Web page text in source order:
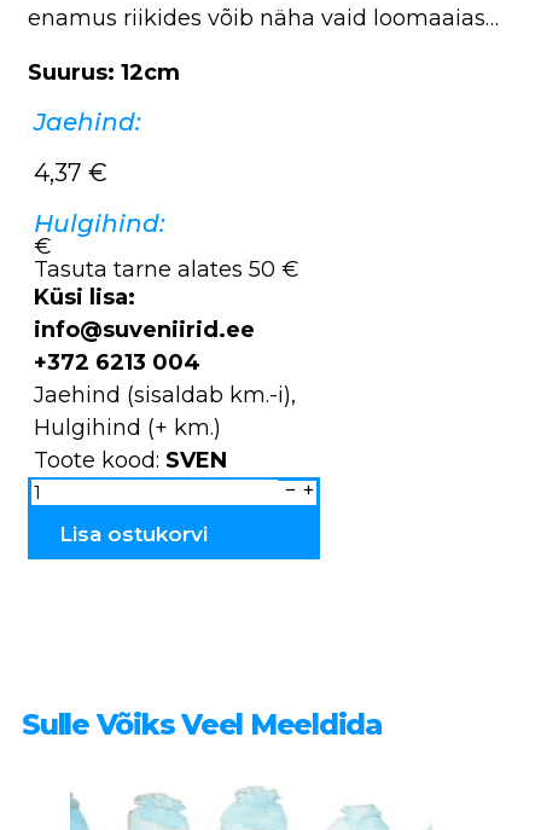
enamus riikides võib näha vaid loomaaias…
Suurus: 12cm
Jaehind:
4,37 €
Hulgihind:
€
Tasuta tarne alates 50 €
Küsi lisa:
info@suveniirid.ee
+372 6213 004
Jaehind (sisaldab km.-i),
Hulgihind (+ km.)
Toote kood: SVEN
Põder
puidust
SVEN
Lisa ostukorvi
Sulle Võiks Veel Meeldida